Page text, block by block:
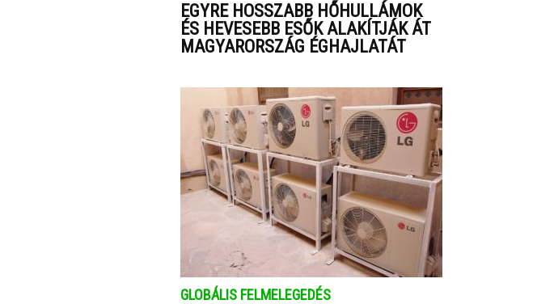
EGYRE HOSSZABB HŐHULLÁMOK
ÉS HEVESEBB ESŐK ALAKÍTJÁK ÁT
MAGYARORSZÁG ÉGHAJLATÁT
GLOBÁLIS FELMELEGEDÉS